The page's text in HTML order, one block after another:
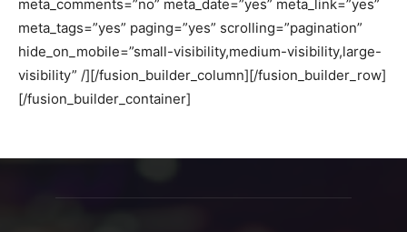
meta_comments=”no” meta_date=”yes” meta_link=”yes”
meta_tags=”yes” paging=”yes” scrolling=”pagination”
hide_on_mobile=”small-visibility,medium-visibility,large-
visibility” /][/fusion_builder_column][/fusion_builder_row]
[/fusion_builder_container]